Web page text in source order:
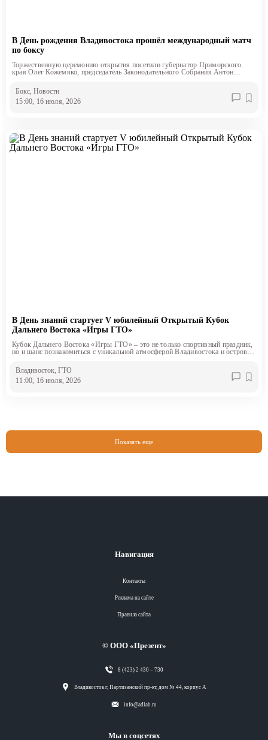
В День рождения Владивостока прошёл международный матч
по боксу
Торжественную церемонию открытия посетили губернатор Приморского
края Олег Кожемяко, председатель Законодательного Собрания Антон
Бокс, Новости
15:00, 16 июля, 2026
В День знаний стартует V юбилейный Открытый Кубок
Дальнего Востока «Игры ГТО»
Кубок Дальнего Востока «Игры ГТО» – это не только спортивный праздник,
но и шанс познакомиться с уникальной атмосферой Владивостока и острова
Владивосток, ГТО
11:00, 16 июля, 2026
Показать еще
Навигация
Контакты
Реклама на сайте
Правила сайта
© ООО «Презент»
8 (423) 2 430 – 730
Владивосток г, Партизанский пр-кт, дом № 44, корпус А
info@adlab.ru
Мы в соцсетях